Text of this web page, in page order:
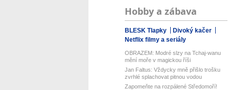
Hobby a zábava
BLESK Tlapky
Divoký kačer
Netflix filmy a seriály
OBRAZEM: Modré slzy na Tchaj-wanu
mění moře v magickou říši
Jan Faltus: Vždycky mně přišlo trošku
zvrhlé splachovat pitnou vodou
Zapomeňte na rozpálené Středomoří!